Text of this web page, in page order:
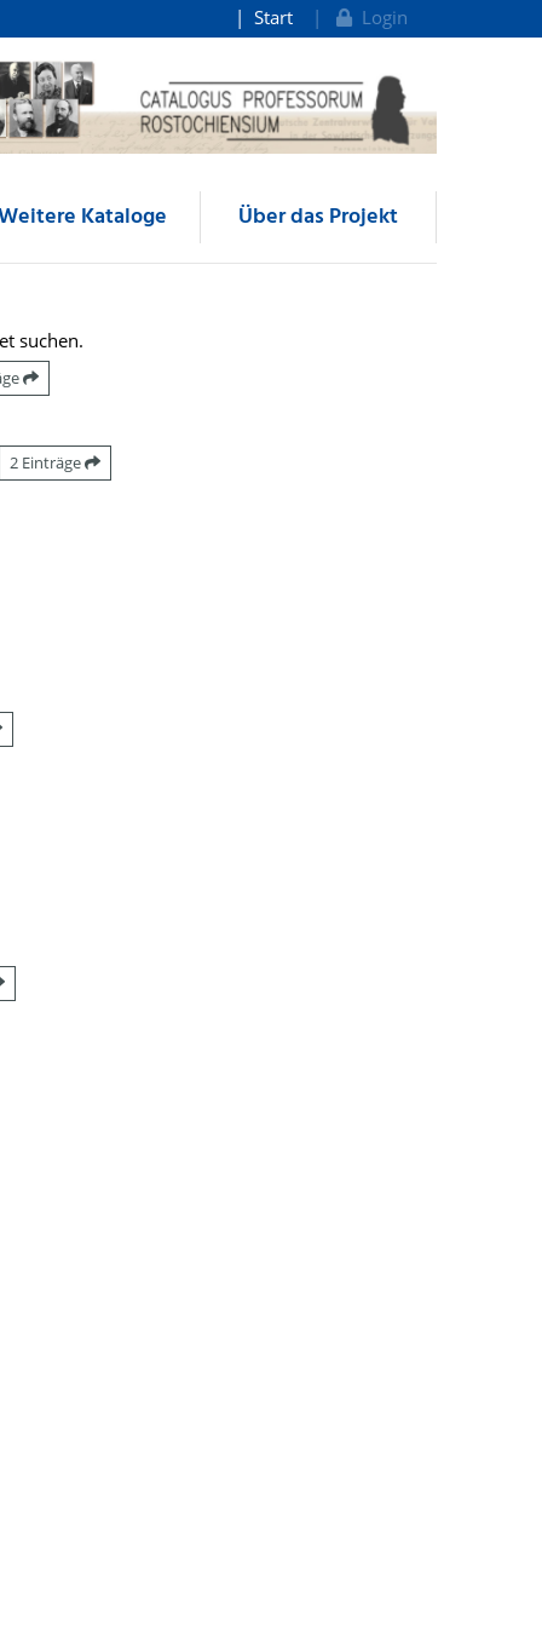
Start Login
Kataloge Über das Projekt
suchen.
2 Einträge